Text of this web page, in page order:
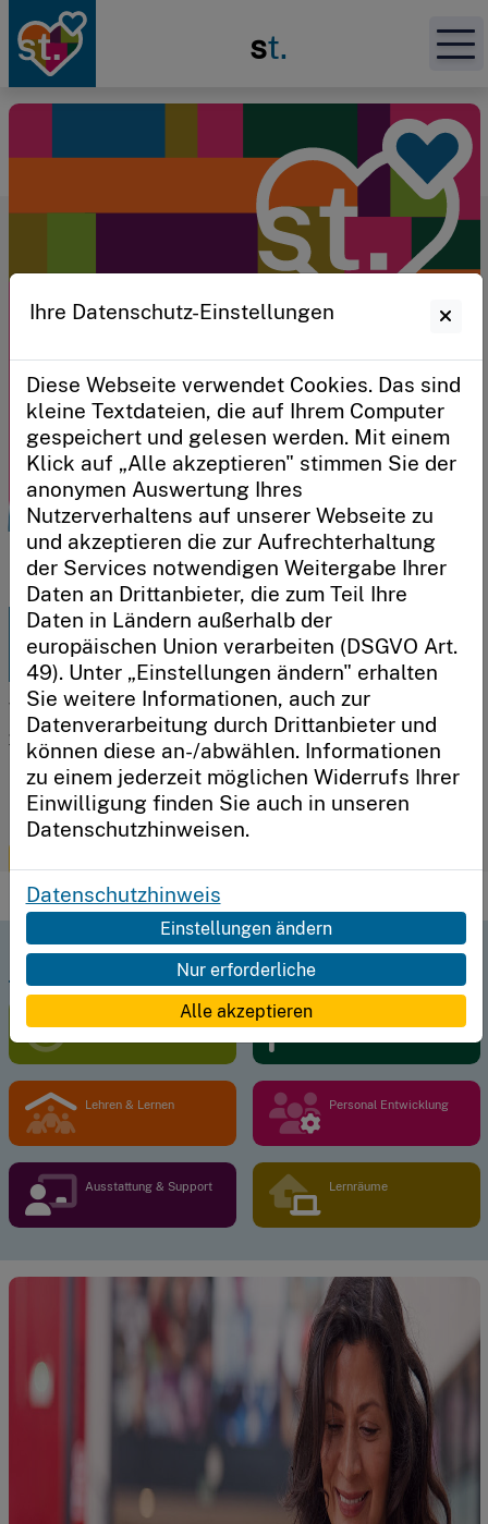
Zur Startseite
st.
Mein Schultransform
Sie haben bereits einen persönlichen
Zugangscode?
Sie verwalten eine Schule oder sind ein
Schulträger?
Anmelden
Neu hier?
Sie möchten unser System nutzen, eine Schule oder
einen Schulträger registrieren?
Jetzt loslegen
0
1
2
4
5
6
7
Ganzheitlich gedacht, gemeinsam
gestaltet
Plattform zur ganzheitlichen
Schultransformation
Wir unterstützen Schulen und Schulträger bei der
gemeinsamen Gestaltung einer ganzheitlichen digitalen
Transformation. Starten Sie jetzt Ihre Momentaufnahme,
registrieren Sie Ihre Schule und nutzen Sie unsere
Handlungsempfehlungen zur erfolgreichen Gestaltung ihres
individuellen Transformationsprozesses.
Schnelleinstieg
Lehren & Lernen Personal Entwicklung
Ausstattung & Support Lernräume
Ihre Datenschutz-Einstellungen
Diese Webseite verwendet Cookies. Das sind
kleine Textdateien, die auf Ihrem Computer
gespeichert und gelesen werden. Mit einem
Klick auf „Alle akzeptieren" stimmen Sie der
anonymen Auswertung Ihres
Nutzerverhaltens auf unserer Webseite zu
und akzeptieren die zur Aufrechterhaltung
der Services notwendigen Weitergabe Ihrer
Daten an Drittanbieter, die zum Teil Ihre
Daten in Ländern außerhalb der
europäischen Union verarbeiten (DSGVO Art.
49). Unter „Einstellungen ändern" erhalten
Sie weitere Informationen, auch zur
Datenverarbeitung durch Drittanbieter und
können diese an-/abwählen. Informationen
zu einem jederzeit möglichen Widerrufs Ihrer
Einwilligung finden Sie auch in unseren
Datenschutzhinweisen.
Datenschutzhinweis
Einstellungen ändern
Nur erforderliche
Alle akzeptieren